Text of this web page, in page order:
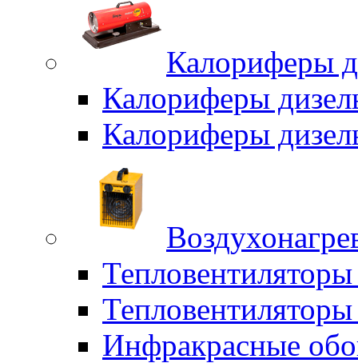
Калориферы
Калориферы
Калориферы
Тепловентиляторы
Инфракрасные